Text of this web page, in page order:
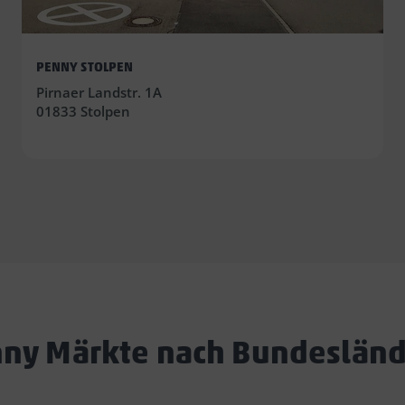
PENNY STOLPEN
Pirnaer Landstr. 1A
01833 Stolpen
Märkte nach